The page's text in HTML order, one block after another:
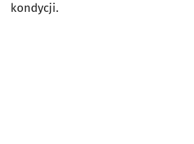
kondycji.